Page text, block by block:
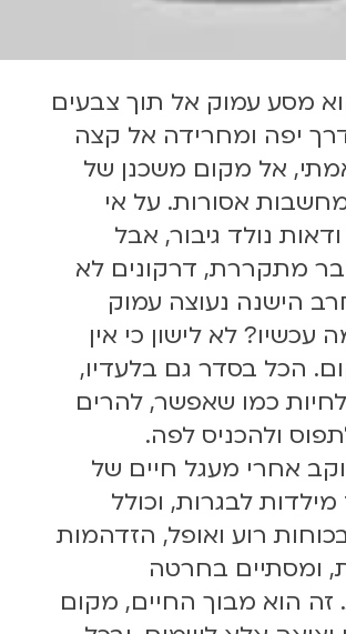
מסע עמוק אל תוך צבעים
יפה ומחרידה אל קצה
אל מקום משכנן של
אסורות. על אי
נולד גיבור, אבל
מתקררת, דרקונים לא
הישנה נעוצה עמוק
לא לישון כי אין
הכל בסדר גם בלעדיו,
כמו שאפשר, להרים
ולהכניס לפה.
אחרי מעגל חיים של
לבגרות, וכולל
רוע ואופל, הזדהמות
ומסתיים בחרטה
זה הוא מבוך החיים, מקום